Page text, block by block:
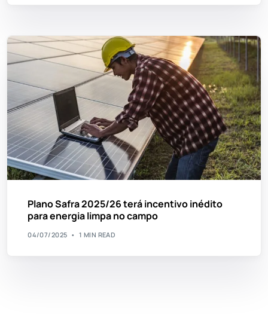
Plano Safra 2025/26 terá incentivo inédito
para energia limpa no campo
04/07/2025 1 MIN READ